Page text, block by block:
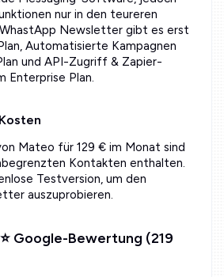
nur in den teureren
Newsletter gibt es erst
Automatisierte Kampagnen
und API-Zugriff & Zapier-
Enterprise Plan.
Mateo für 129 € im Monat sind
Kontakten enthalten.
Testversion, um den
auszuprobieren.
Google-Bewertung (219